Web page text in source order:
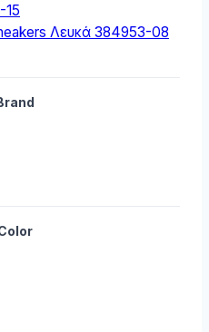
Λευκά 384953-08